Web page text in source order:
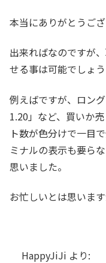
本当にありがとうござ
出来ればなのですが
せる事は可能でしょ
例えばですが、ロン
1.20」など、買いか
ト数が色分けで一目
ミナルの表示も要ら
思いました。
お忙しいとは思いま
HappyJiJi より: